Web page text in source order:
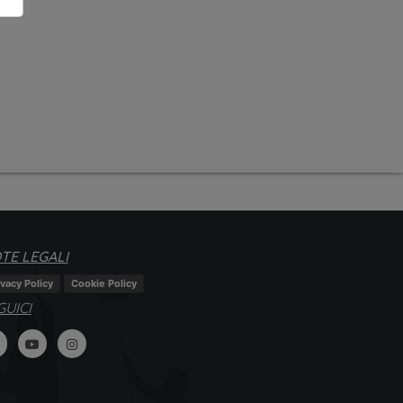
LEGALI
Policy Cookie Policy